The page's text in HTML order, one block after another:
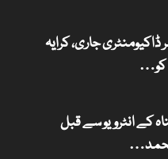
جاری، کرایہ
کو…
کے انٹرویو سے قبل
محمد…